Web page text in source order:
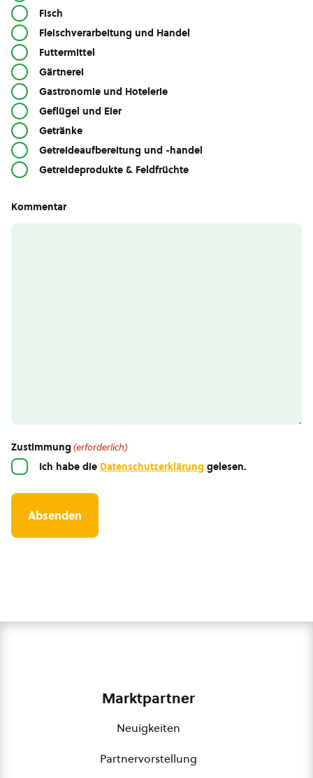
Fisch
Fleischverarbeitung und Handel
Futtermittel
Gärtnerei
Gastronomie und Hotelerie
Geflügel und Eier
Getränke
Getreideaufbereitung und -handel
Getreideprodukte & Feldfrüchte
Kommentar
Zustimmung (erforderlich)
Ich habe die Datenschutzerklärung gelesen.
Marktpartner
Neuigkeiten
Partnervorstellung